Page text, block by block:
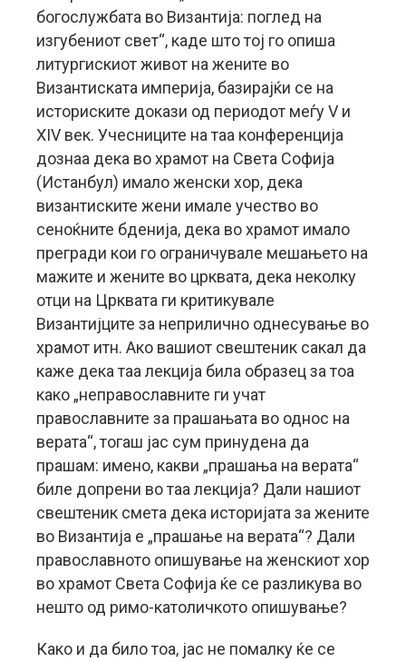
богослужбата во Византија: поглед на
изгубениот свет“, каде што тој го опиша
литургискиот живот на жените во
Византиската империја, базирајќи се на
историските докази од периодот меѓу V и
XIV век. Учесниците на таа конференција
дознаа дека во храмот на Света Софија
(Истанбул) имало женски хор, дека
византиските жени имале учество во
сеноќните бденија, дека во храмот имало
прегради кои го ограничувале мешањето на
мажите и жените во црквата, дека неколку
отци на Црквата ги критикувале
Византијците за неприлично однесување во
храмот итн. Ако вашиот свештеник сакал да
каже дека таа лекција била образец за тоа
како „неправославните ги учат
православните за прашањата во однос на
верата“, тогаш јас сум принудена да
прашам: имено, какви „прашања на верата“
биле допрени во таа лекција? Дали нашиот
свештеник смета дека историјата за жените
во Византија е „прашање на верата“? Дали
православното опишување на женскиот хор
во храмот Света Софија ќе се разликува во
нешто од римо-католичкото опишување?
Како и да било тоа, јас не помалку ќе се